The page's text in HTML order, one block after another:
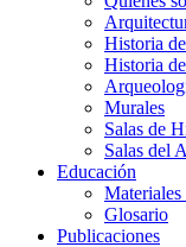
Historia
Historia
Murales
Salas de
Salas del
Educación
Glosario
Publicaciones